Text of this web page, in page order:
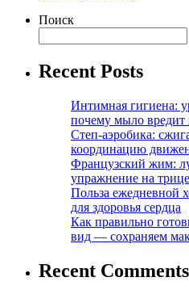
Поиск
Recent Posts
Интимная гигиена:
почему мыло вредит
Степ-аэробика:
координацию
Французский жим:
упражнение на
Польза ежедневной
для здоровья сердца
Как правильно
вид — сохраняем
Recent Comments